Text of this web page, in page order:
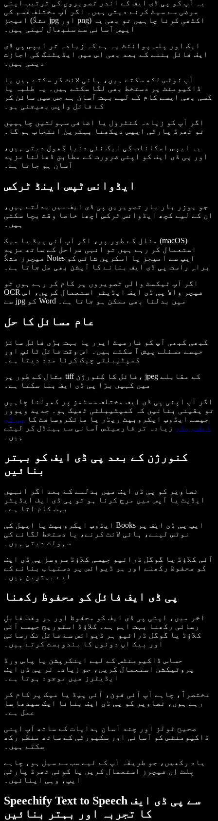
یہ آپ کو پی ڈی ایف کے اندر تصویروں کی ترتیب اپنی
مرضی سے سیٹ کرنے دیتی ہیں۔ اگر آپ مختلف قسم کی
امیجز (مثلاً jpg اور png) اکٹھی کرنا چاہیں تو بھی یہ
ایپس آسانی سے سنبھال لیتی ہیں۔
ایک اور پلس پوائنٹ یہ ہے کہ زیادہ تر ایپس پی ڈی
ایف فائل بننے کے بعد بھی اس میں ایڈیٹنگ کی اجازت
آپ نوٹس لکھ سکتے ہیں، ہائی لائٹ کر سکتے ہیں یا
ڈاکیومنٹ پر دستخط بھی لگا سکتے ہیں۔ یہ طلبہ یا
کسی بھی ایسے کام کے لیے بہت آسان ہے جس میں سائن کر
کے فائل واپس بھیجنی ہو۔
اگر آپ کو زیادہ کنٹرول یا اضافی سہولتیں چاہییں
تو تھرڈ پارٹی ایپس دیکھنا بہترین انتخاب ہو گا۔
یہ ایپس امکانات کی ایک نئی دنیا کھول دیتی ہیں،
اور پی ڈی ایف کو اپنی ضرورت کے مطابق ڈھالنا مزید
آسان ہو جاتا ہے۔
ایڈوانس ٹپس اینڈ ٹرکس
جو یوزر بار بار تصویریں پی ڈی ایف میں بدلتے ہیں،
ان کے لیے کچھ ایڈوانس ٹرکس اچھا خاصا وقت بچا سکتی
ہیں۔
مثال کے طور پر، اگر آپ آئی پیڈ یا میک (macOS)
استعمال کر رہے ہیں تو انہی مراحل کے ساتھ مزید
فیچرز مثلاً Notes ایپ سے امیجز یا اسکرین شاٹس کو
براہِ راست پی ڈی ایف بنانے کا آپشن بھی مل جاتا ہے۔
اگر آپ ٹیکسٹ والی تصویروں پر کام کر رہے ہوں تو
OCR فیچر والا پی ڈی ایف ایڈیٹر استعمال کریں، اس
سے jpg کو Word میں بدلنا بھی ممکن ہو جاتا ہے۔
عام مسائل کا حل
کبھی کبھی آپ کو فارمیٹ ایرر یا بہت بڑی فائل سائز
جیسے مسئلے پیش آ سکتے ہیں۔ اس وقت فائل ٹائپ اور
کمپٹیبلٹی چیک کرنا مدد دیتا ہے۔
مثال کے طور پر tiff فائل کا کنورژن، jpeg کے مقابلے
میں کہیں بڑا پی ڈی ایف بنا سکتا ہے۔
اگر آپ اپنی پی ڈی ایف مختلف سسٹمز پر کھولنا چاہیں
تو یقینی بنائیں کہ کمپٹیبلٹی ٹھیک ہو۔ جدید ویوور
جیسے ایڈوب ایکروبیٹ ریڈر یا مائکروسافٹ کا
پی ڈی
ایف ریڈر
زیادہ تر فارمیٹس آسانی سے ہینڈل کر لیتے
ہیں۔
کنورژن کے بعد پی ڈی ایف کو بہتر
بنائیں
تصاویر کو پی ڈی ایف میں بدلنے کے بعد اگر انہیں
ایڈیٹ یا آپس میں مرج کرنا ہو تو پی ڈی ایف ایڈیٹر
بہت کام آتا ہے۔
ایڈوب ایکروبیٹ یا ایپل کی Books ایپ پی ڈی ایف پر
نوٹس لینے، ہائی لائٹ کرنے، یا دستخط لگانے کی
سہولت دیتی ہیں۔
آئی کلاؤڈ یا گوگل ڈرائیو جیسی کلاؤڈ سروسز پی ڈی ایف
کو محفوظ رکھنے اور ہر ڈیوائس پر دستیاب بنانے کے
لیے بہترین ہیں۔
پی ڈی ایف فائل کو محفوظ رکھنا
آخر میں، اپنی پی ڈی ایف کو محفوظ اور ہر وقت قابلِ
رسائی رکھنا بہت اہم ہے۔ کلاؤڈ اسٹوریج جیسے آئی
کلاؤڈ یا گوگل ڈرائیو ہر ڈیوائس سے فائل تک رسائی
اور بیک اپ دونوں کا بندوبست کرتے ہیں۔
حساس ڈاکیومنٹس کے لیے اینکرپشن یا پاس ورڈ
پروٹیکشن استعمال کریں، جو زیادہ تر پی ڈی ایف
ایڈیٹرز میں موجود ہوتا ہے۔
مختصراً، چاہے آپ آئی فون، آئی پیڈ یا میک پر کام کر
رہے ہوں، تصاویر کو پی ڈی ایف بنانا ایک سیدھا سا
عمل ہے۔
صحیح ٹولز اور چند آسان ہدایات کے ساتھ آپ اپنی
ڈاکیومنٹس کو آسانی اور سکیورٹی کے ساتھ منظم رکھ
سکتے ہیں۔
یاد رکھیں، جو طریقہ آپ کے لیے سب سے سہل ہو، چاہے
بِلٹ اِن فیچرز استعمال کریں یا کوئی تھرڈ پارٹی
ایپ، وہی اپنائیں۔
Speechify Text to Speech سے پی ڈی ایف
کا تجربہ اور بہتر بنائیں